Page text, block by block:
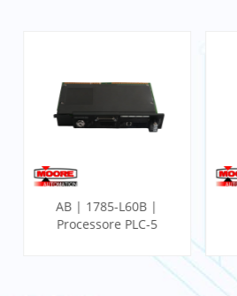
AB | 1785-L60B |
Processore PLC-5